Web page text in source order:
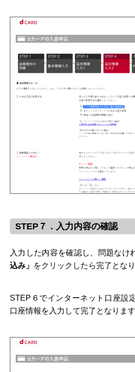
STEP７．入力内容の確認
入力した内容を確認し、問題なけ
込み」 をクリックしたら完了となり
STEP６でインターネット口座設
口座情報を入力して完了となります